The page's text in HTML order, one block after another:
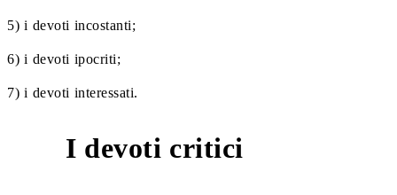
5) i devoti incostanti;
6) i devoti ipocriti;
7) i devoti interessati.
I devoti critici